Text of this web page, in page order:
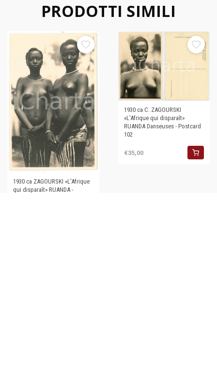
PRODOTTI SIMILI
1930 ca ZAGOURSKI «L'Afrique
qui disparaît» RUANDA -
1930 ca C. ZAGOURSKI
«L'Afrique qui disparaît»
RUANDA Danseuses - Postcard
102
€35,00